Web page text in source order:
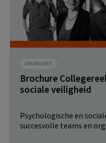
ORGANISATIE
Brochure
sociale veiligheid
Psychologische en
succesvolle teams en